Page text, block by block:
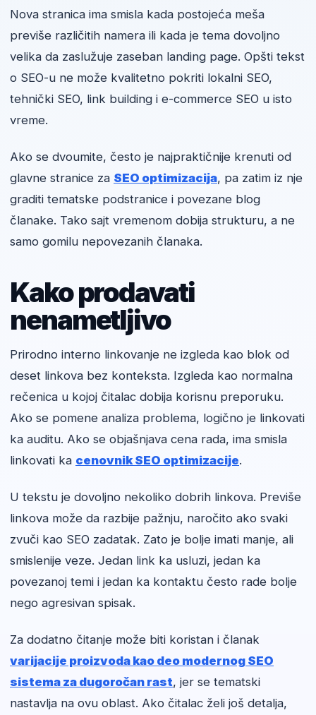
Nova stranica ima smisla kada postojeća meša
previše različitih namera ili kada je tema dovoljno
velika da zaslužuje zaseban landing page. Opšti tekst
o SEO-u ne može kvalitetno pokriti lokalni SEO,
tehnički SEO, link building i e-commerce SEO u isto
vreme.
Ako se dvoumite, često je najpraktičnije krenuti od
glavne stranice za SEO optimizacija, pa zatim iz nje
graditi tematske podstranice i povezane blog
članake. Tako sajt vremenom dobija strukturu, a ne
samo gomilu nepovezanih članaka.
Kako prodavati
nenametljivo
Prirodno interno linkovanje ne izgleda kao blok od
deset linkova bez konteksta. Izgleda kao normalna
rečenica u kojoj čitalac dobija korisnu preporuku.
Ako se pomene analiza problema, logično je linkovati
ka auditu. Ako se objašnjava cena rada, ima smisla
linkovati ka cenovnik SEO optimizacije.
U tekstu je dovoljno nekoliko dobrih linkova. Previše
linkova može da razbije pažnju, naročito ako svaki
zvuči kao SEO zadatak. Zato je bolje imati manje, ali
smislenije veze. Jedan link ka usluzi, jedan ka
povezanoj temi i jedan ka kontaktu često rade bolje
nego agresivan spisak.
Za dodatno čitanje može biti koristan i članak
varijacije proizvoda kao deo modernog SEO
sistema za dugoročan rast, jer se tematski
nastavlja na ovu oblast. Ako čitalac želi još detalja,